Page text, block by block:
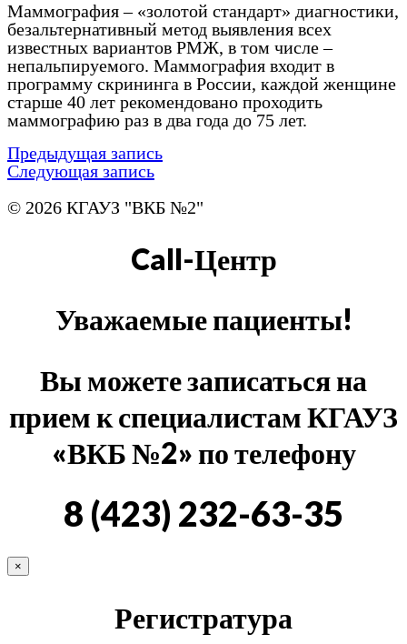
Маммография – «золотой стандарт» диагностики,
безальтернативный метод выявления всех
известных вариантов РМЖ, в том числе –
непальпируемого. Маммография входит в
программу скрининга в России, каждой женщине
старше 40 лет рекомендовано проходить
маммографию раз в два года до 75 лет.
Предыдущая запись
Следующая запись
© 2026 КГАУЗ "ВКБ №2"
Call-Центр
Уважаемые пациенты!
Вы можете записаться на
прием к специалистам КГАУЗ
«ВКБ №2» по телефону
8 (423) 232-63-35
×
Регистратура